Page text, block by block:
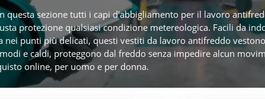
questa sezione tutti i capi d'abbigliamento per il lavoro
protezione qualsiasi condizione metereologica. Facili da
nei punti più delicati, questi vestiti da lavoro antifreddo
e caldi, proteggono dal freddo senza impedire alcun
online, per uomo e per donna.